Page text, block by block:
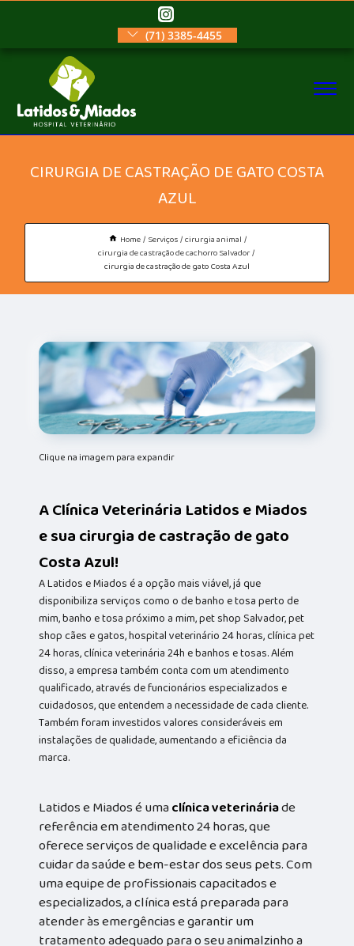
(71) 3385-4455
CIRURGIA DE CASTRAÇÃO DE GATO COSTA
AZUL
Home Serviços cirurgia animal
cirurgia de castração de cachorro Salvador
cirurgia de castração de gato Costa Azul
Clique na imagem para expandir
A Clínica Veterinária Latidos e Miados
e sua cirurgia de castração de gato
Costa Azul!
A Latidos e Miados é a opção mais viável, já que
disponibiliza serviços como o de banho e tosa perto de
mim, banho e tosa próximo a mim, pet shop Salvador, pet
shop cães e gatos, hospital veterinário 24 horas, clínica pet
24 horas, clínica veterinária 24h e banhos e tosas. Além
disso, a empresa também conta com um atendimento
qualificado, através de funcionários especializados e
cuidadosos, que entendem a necessidade de cada cliente.
Também foram investidos valores consideráveis em
instalações de qualidade, aumentando a eficiência da
marca.
Latidos e Miados é umaclínica veterináriade
referência em atendimento 24 horas, que
oferece serviços de qualidade e excelência para
cuidar da saúde e bem-estar dos seus pets. Com
uma equipe de profissionais capacitados e
especializados, a clínica está preparada para
atender às emergências e garantir um
tratamento adequado para o seu animalzinho a